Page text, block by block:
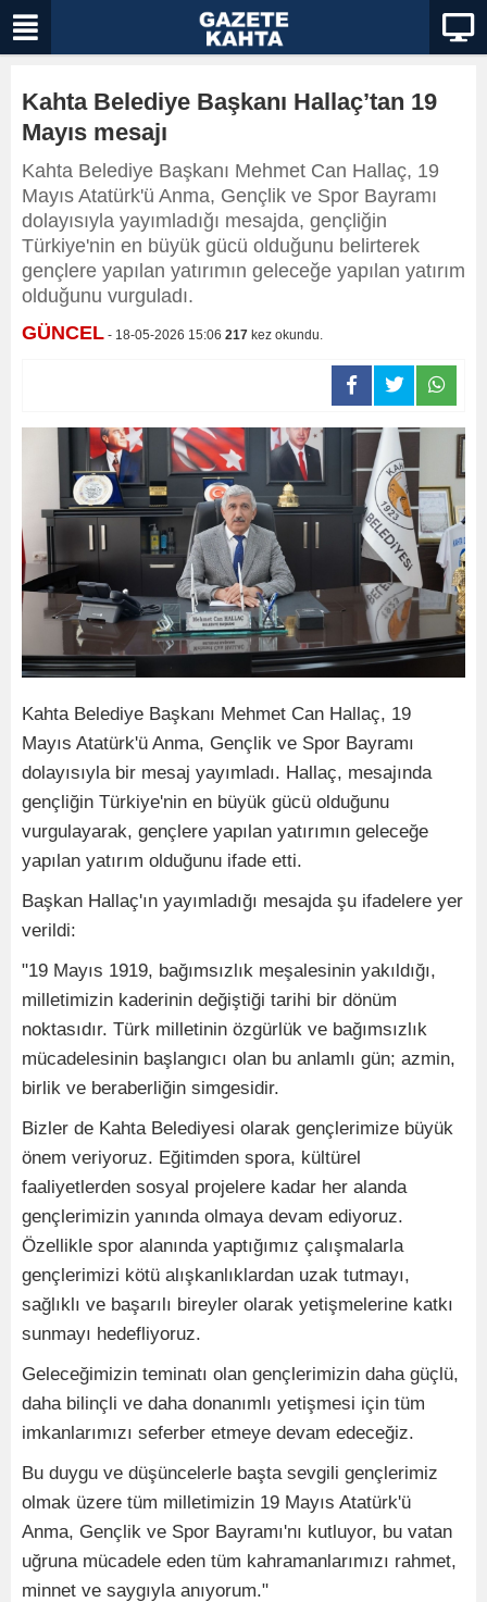
Kahta Belediye Başkanı Hallaç’tan 19
Mayıs mesajı
Kahta Belediye Başkanı Mehmet Can Hallaç, 19
Mayıs Atatürk'ü Anma, Gençlik ve Spor Bayramı
dolayısıyla yayımladığı mesajda, gençliğin
Türkiye'nin en büyük gücü olduğunu belirterek
gençlere yapılan yatırımın geleceğe yapılan yatırım
olduğunu vurguladı.
GÜNCEL - 18-05-2026 15:06 217 kez okundu.
Kahta Belediye Başkanı Mehmet Can Hallaç, 19
Mayıs Atatürk'ü Anma, Gençlik ve Spor Bayramı
dolayısıyla bir mesaj yayımladı. Hallaç, mesajında
gençliğin Türkiye'nin en büyük gücü olduğunu
vurgulayarak, gençlere yapılan yatırımın geleceğe
yapılan yatırım olduğunu ifade etti.
Başkan Hallaç'ın yayımladığı mesajda şu ifadelere yer
verildi:
"19 Mayıs 1919, bağımsızlık meşalesinin yakıldığı,
milletimizin kaderinin değiştiği tarihi bir dönüm
noktasıdır. Türk milletinin özgürlük ve bağımsızlık
mücadelesinin başlangıcı olan bu anlamlı gün; azmin,
birlik ve beraberliğin simgesidir.
Bizler de Kahta Belediyesi olarak gençlerimize büyük
önem veriyoruz. Eğitimden spora, kültürel
faaliyetlerden sosyal projelere kadar her alanda
gençlerimizin yanında olmaya devam ediyoruz.
Özellikle spor alanında yaptığımız çalışmalarla
gençlerimizi kötü alışkanlıklardan uzak tutmayı,
sağlıklı ve başarılı bireyler olarak yetişmelerine katkı
sunmayı hedefliyoruz.
Geleceğimizin teminatı olan gençlerimizin daha güçlü,
daha bilinçli ve daha donanımlı yetişmesi için tüm
imkanlarımızı seferber etmeye devam edeceğiz.
Bu duygu ve düşüncelerle başta sevgili gençlerimiz
olmak üzere tüm milletimizin 19 Mayıs Atatürk'ü
Anma, Gençlik ve Spor Bayramı'nı kutluyor, bu vatan
uğruna mücadele eden tüm kahramanlarımızı rahmet,
minnet ve saygıyla anıyorum."